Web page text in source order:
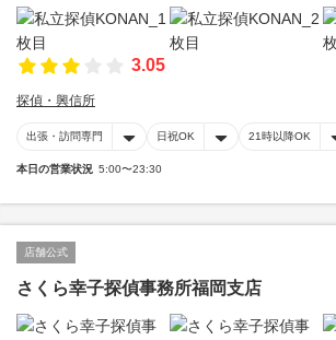
3.05
探偵・興信所
出張・訪問専門 日祝OK 21時以降OK
本日の営業状況 5:00〜23:30
店舗公式
さくら幸子探偵事務所福岡支店